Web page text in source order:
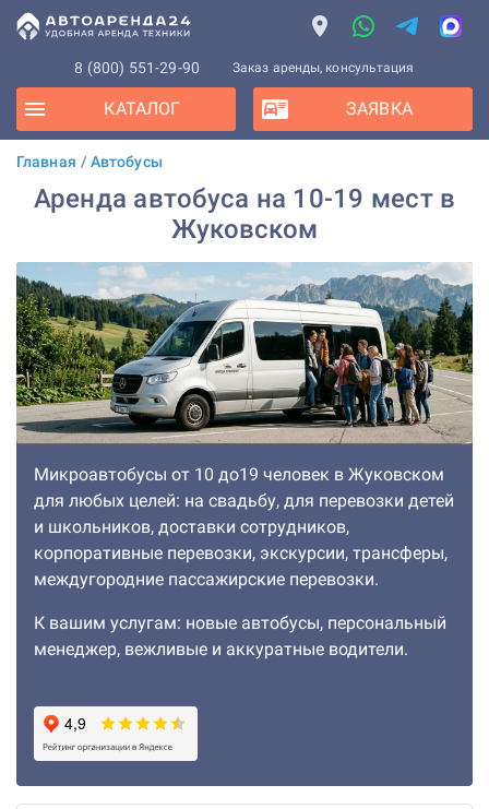
8 (800) 551-29-90 Заказ аренды, консультация
КАТАЛОГ ЗАЯВКА
Главная / Автобусы
Аренда автобуса на 10-19 мест в
Жуковском
Микроавтобусы от 10 до19 человек в Жуковском
для любых целей: на свадьбу, для перевозки детей
и школьников, доставки сотрудников,
корпоративные перевозки, экскурсии, трансферы,
междугородние пассажирские перевозки.
К вашим услугам: новые автобусы, персональный
менеджер, вежливые и аккуратные водители.